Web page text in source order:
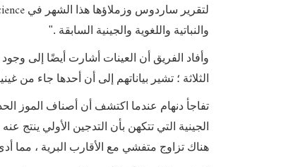
لتقرير ساردوس وزملاؤها هذا الشهر في
والنباتية واللغوية والجينية السابقة ."
وأفاد الفريق أن العينات أشارت أيضًا إلى وجود
الثلاثة ؛ تشير بياناتهم إلى أن أحدها جاء من
تفاجأ دنهام عندما اكتشف أن أصناف الموز
الجينية التي تتكهن بأن التدجين الأولي
هناك تزاوج متفشي مع الأقارب البرية ، مما